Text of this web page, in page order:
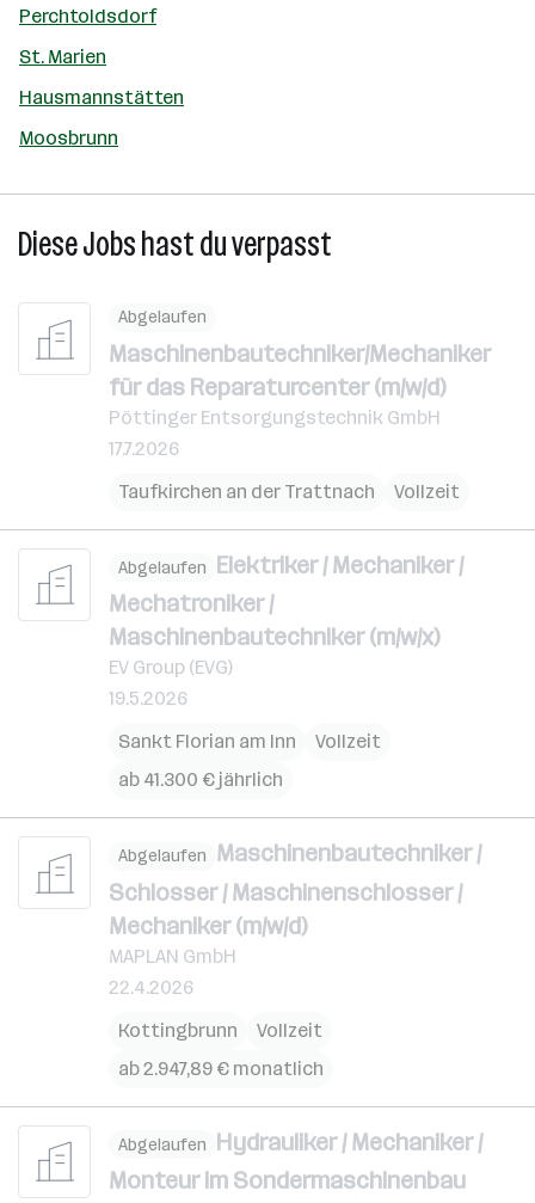
Perchtoldsdorf
St. Marien
Hausmannstätten
Moosbrunn
Diese Jobs hast du verpasst
Abgelaufen
Maschinenbautechniker/Mechaniker
für das Reparaturcenter (m/w/d)
Pöttinger Entsorgungstechnik GmbH
17.7.2026
Taufkirchen an der Trattnach
Vollzeit
Abgelaufen Elektriker / Mechaniker /
Mechatroniker /
Maschinenbautechniker (m/w/x)
EV Group (EVG)
19.5.2026
Sankt Florian am Inn
Vollzeit
ab 41.300 € jährlich
Abgelaufen Maschinenbautechniker /
Schlosser / Maschinenschlosser /
Mechaniker (m/w/d)
MAPLAN GmbH
22.4.2026
Kottingbrunn
Vollzeit
ab 2.947,89 € monatlich
Abgelaufen Hydrauliker / Mechaniker /
Monteur im Sondermaschinenbau